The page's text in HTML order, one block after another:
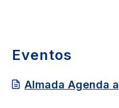
Eventos
Almada Agenda